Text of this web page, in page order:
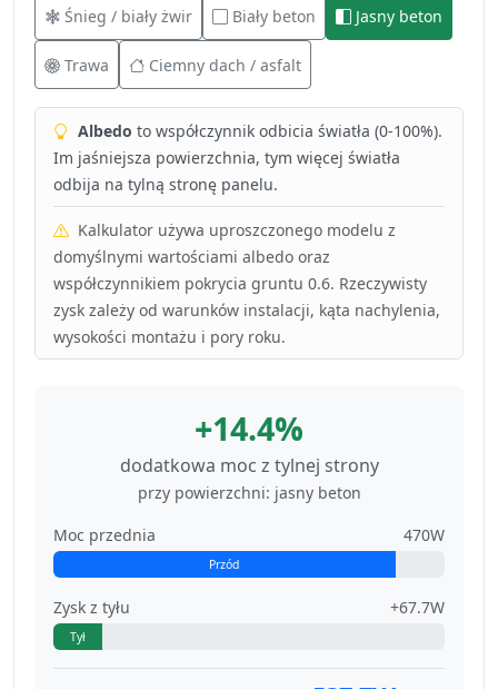
Śnieg / biały żwir Biały beton Jasny beton
Trawa Ciemny dach / asfalt
Albedo to współczynnik odbicia światła (0-100%).
Im jaśniejsza powierzchnia, tym więcej światła
odbija na tylną stronę panelu.
Kalkulator używa uproszczonego modelu z
domyślnymi wartościami albedo oraz
współczynnikiem pokrycia gruntu 0.6. Rzeczywisty
zysk zależy od warunków instalacji, kąta nachylenia,
wysokości montażu i pory roku.
+14.4%
dodatkowa moc z tylnej strony
przy powierzchni: jasny beton
Moc przednia
470W
Przód
Zysk z tyłu +67.7W
Tył